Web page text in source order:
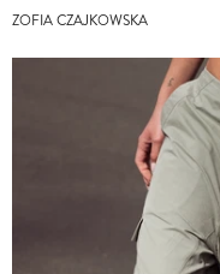
ZOFIA CZAJKOWSKA